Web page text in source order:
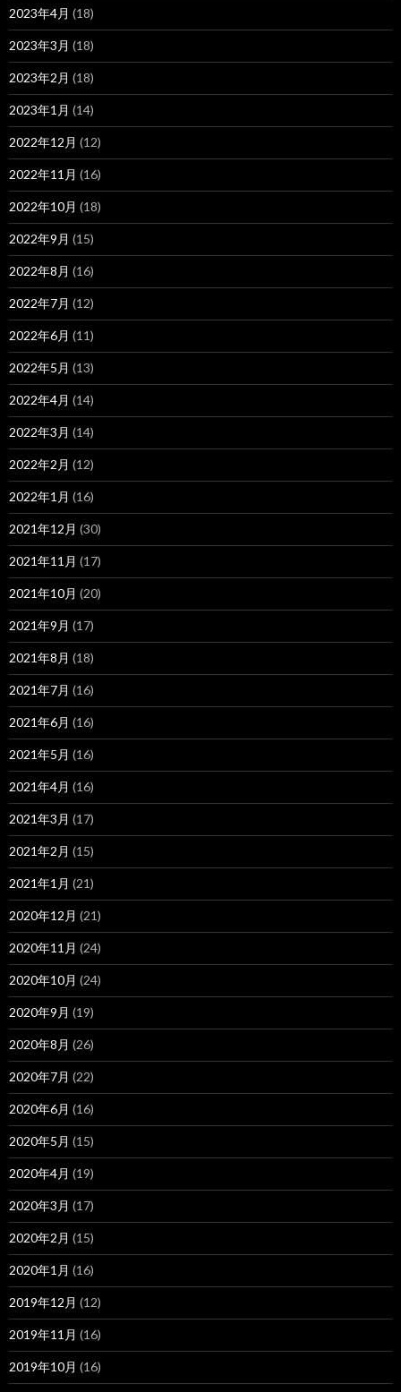
2023年4月 (18)
2023年3月 (18)
2023年2月 (18)
2023年1月 (14)
2022年12月 (12)
2022年11月 (16)
2022年10月 (18)
2022年9月 (15)
2022年8月 (16)
2022年7月 (12)
2022年6月 (11)
2022年5月 (13)
2022年4月 (14)
2022年3月 (14)
2022年2月 (12)
2022年1月 (16)
2021年12月 (30)
2021年11月 (17)
2021年10月 (20)
2021年9月 (17)
2021年8月 (18)
2021年7月 (16)
2021年6月 (16)
2021年5月 (16)
2021年4月 (16)
2021年3月 (17)
2021年2月 (15)
2021年1月 (21)
2020年12月 (21)
2020年11月 (24)
2020年10月 (24)
2020年9月 (19)
2020年8月 (26)
2020年7月 (22)
2020年6月 (16)
2020年5月 (15)
2020年4月 (19)
2020年3月 (17)
2020年2月 (15)
2020年1月 (16)
2019年12月 (12)
2019年11月 (16)
2019年10月 (16)